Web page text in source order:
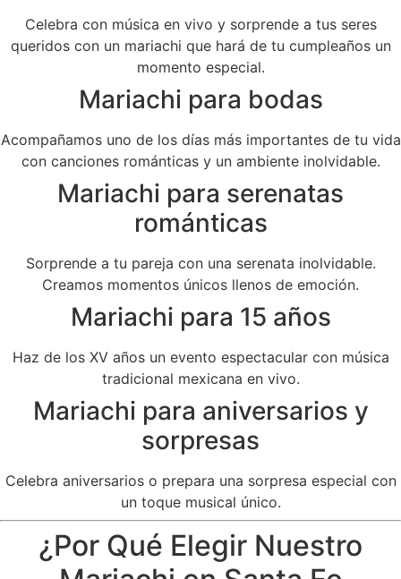
Celebra con música en vivo y sorprende a tus seres
queridos con un mariachi que hará de tu cumpleaños un
momento especial.
Mariachi para bodas
Acompañamos uno de los días más importantes de tu vida
con canciones románticas y un ambiente inolvidable.
Mariachi para serenatas
románticas
Sorprende a tu pareja con una serenata inolvidable.
Creamos momentos únicos llenos de emoción.
Mariachi para 15 años
Haz de los XV años un evento espectacular con música
tradicional mexicana en vivo.
Mariachi para aniversarios y
sorpresas
Celebra aniversarios o prepara una sorpresa especial con
un toque musical único.
¿Por Qué Elegir Nuestro